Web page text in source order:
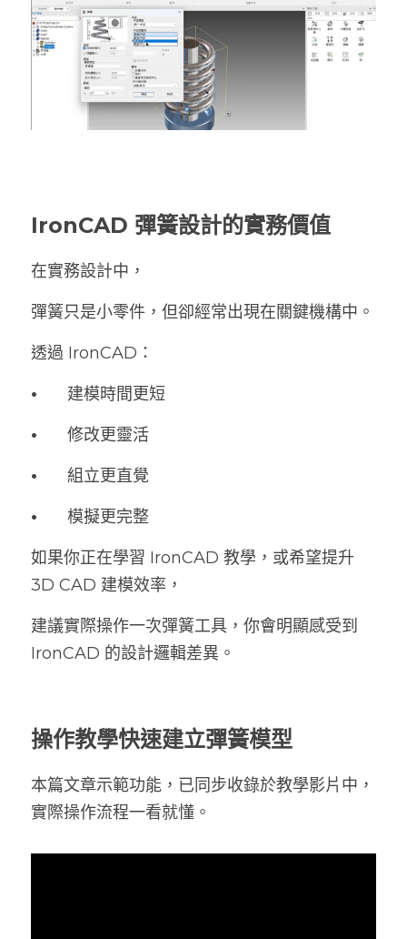
IronCAD 彈簧設計的實務價值
在實務設計中，
彈簧只是小零件，但卻經常出現在關鍵機構中。
透過 IronCAD：
建模時間更短
修改更靈活
組立更直覺
模擬更完整
如果你正在學習 IronCAD 教學，或希望提升
3D CAD 建模效率，
建議實際操作一次彈簧工具，你會明顯感受到
IronCAD 的設計邏輯差異。
操作教學快速建立彈簧模型
本篇文章示範功能，已同步收錄於教學影片中，
實際操作流程一看就懂。